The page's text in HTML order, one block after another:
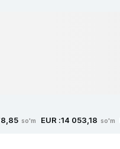
so'm EUR :14 053,18 so'm